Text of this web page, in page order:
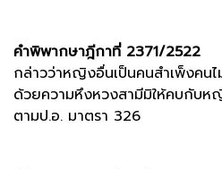
คำพิพากษาฎีกาที่ 2371/2522
กล่าวว่าหญิงอื่นเป็นคนสำเพ็ง
ด้วยความหึงหวงสามีมิให้คบกั
ตามป.อ. มาตรา 326